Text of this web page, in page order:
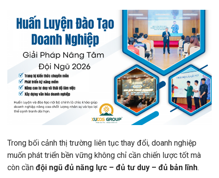
Trong bối cảnh thị trường liên tục thay đổi, doanh nghiệp
muốn phát triển bền vững không chỉ cần chiến lược tốt mà
còn cần đội ngũ đủ năng lực – đủ tư duy – đủ bản lĩnh.